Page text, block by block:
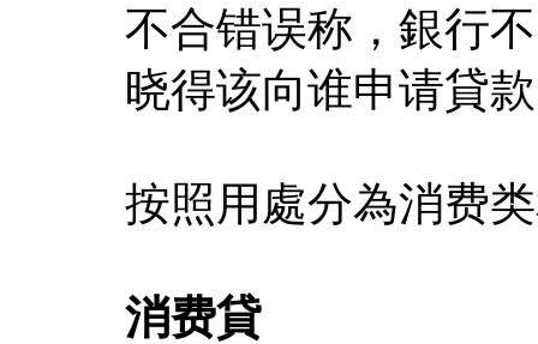
不合错误称，銀行
晓得该向谁申请貸
按照用處分為消费
消费貸